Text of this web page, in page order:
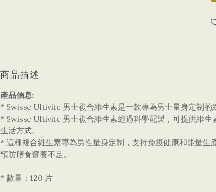
商品描述
產品信息:
* Swisse Ultivite 男士複合維生素是一款專為男士量身定制的
* Swisse Ultivite 男士複合維生素經過科學配製，可提供維生
生活方式。
* 這種複合維生素專為男性量身定制，支持免疫健康和能量
預防膳食營養不足。
* 數量：120 片